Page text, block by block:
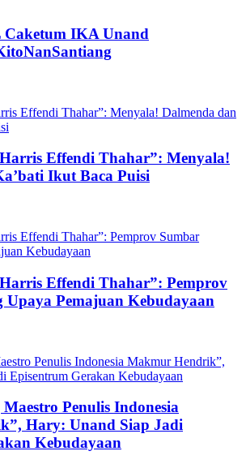
Caketum IKA Unand
Effendi Thahar”: Menyala!
Ikut Baca Puisi
Effendi Thahar”: Pemprov
Upaya Pemajuan Kebudayaan
Penulis Indonesia
Hary: Unand Siap Jadi
Kebudayaan